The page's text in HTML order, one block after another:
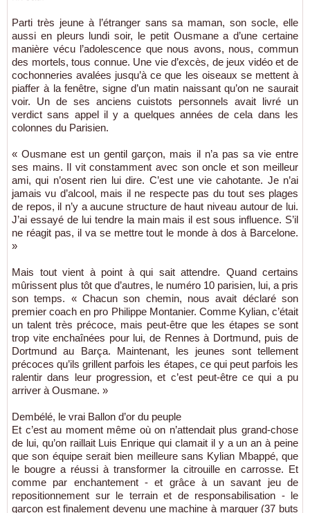
Parti très jeune à l’étranger sans sa maman, son socle, elle
aussi en pleurs lundi soir, le petit Ousmane a d’une certaine
manière vécu l’adolescence que nous avons, nous, commun
des mortels, tous connue. Une vie d’excès, de jeux vidéo et de
cochonneries avalées jusqu’à ce que les oiseaux se mettent à
piaffer à la fenêtre, signe d’un matin naissant qu’on ne saurait
voir. Un de ses anciens cuistots personnels avait livré un
verdict sans appel il y a quelques années de cela dans les
colonnes du Parisien.
« Ousmane est un gentil garçon, mais il n’a pas sa vie entre
ses mains. Il vit constamment avec son oncle et son meilleur
ami, qui n’osent rien lui dire. C’est une vie cahotante. Je n’ai
jamais vu d’alcool, mais il ne respecte pas du tout ses plages
de repos, il n’y a aucune structure de haut niveau autour de lui.
J’ai essayé de lui tendre la main mais il est sous influence. S’il
ne réagit pas, il va se mettre tout le monde à dos à Barcelone.
»
Mais tout vient à point à qui sait attendre. Quand certains
mûrissent plus tôt que d’autres, le numéro 10 parisien, lui, a pris
son temps. « Chacun son chemin, nous avait déclaré son
premier coach en pro Philippe Montanier. Comme Kylian, c’était
un talent très précoce, mais peut-être que les étapes se sont
trop vite enchaînées pour lui, de Rennes à Dortmund, puis de
Dortmund au Barça. Maintenant, les jeunes sont tellement
précoces qu’ils grillent parfois les étapes, ce qui peut parfois les
ralentir dans leur progression, et c’est peut-être ce qui a pu
arriver à Ousmane. »
Dembélé, le vrai Ballon d’or du peuple
Et c’est au moment même où on n’attendait plus grand-chose
de lui, qu’on raillait Luis Enrique qui clamait il y a un an à peine
que son équipe serait bien meilleure sans Kylian Mbappé, que
le bougre a réussi à transformer la citrouille en carrosse. Et
comme par enchantement - et grâce à un savant jeu de
repositionnement sur le terrain et de responsabilisation - le
garçon est finalement devenu une machine à marquer (37 buts